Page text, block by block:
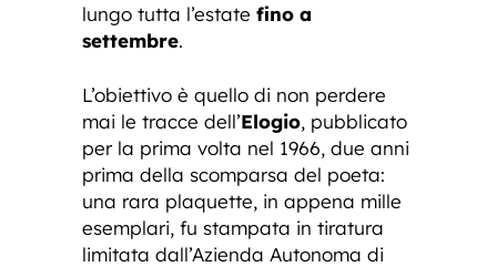
lungo tutta l’estate fino a
settembre.
L’obiettivo è quello di non perdere
mai le tracce dell’Elogio, pubblicato
per la prima volta nel 1966, due anni
prima della scomparsa del poeta:
una rara plaquette, in appena mille
esemplari, fu stampata in tiratura
limitata dall’Azienda Autonoma di